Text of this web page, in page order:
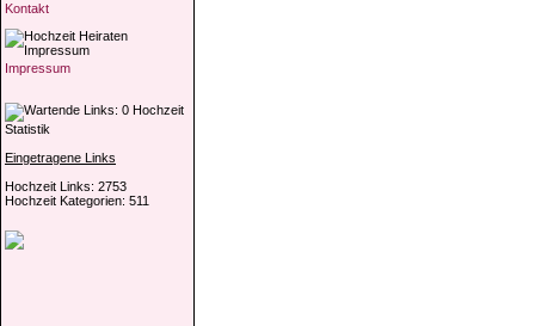
Kontakt
Impressum
Hochzeit
Statistik
Eingetragene Links
Hochzeit Links: 2753
Hochzeit Kategorien: 511